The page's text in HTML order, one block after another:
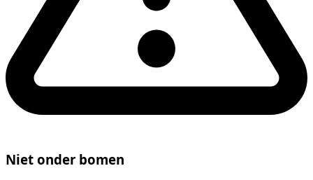
Niet onder bomen